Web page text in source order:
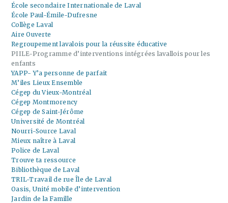
École secondaire Internationale de Laval
École Paul-Émile-Dufresne
Collège Laval
Aire Ouverte
Regroupement lavalois pour la réussite éducative
PIILE-Programme d’interventions intégrées lavallois pour les
enfants
YAPP- Y’a personne de parfait
M’iles Lieux Ensemble
Cégep du Vieux-Montréal
Cégep Montmorency
Cégep de Saint-Jérôme
Université de Montréal
Nourri-Source Laval
Mieux naître à Laval
Police de Laval
Trouve ta ressource
Bibliothèque de Laval
TRIL-Travail de rue Île de Laval
Oasis, Unité mobile d’intervention
Jardin de la Famille